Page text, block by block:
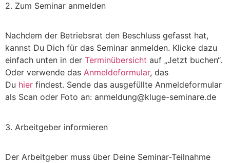
2. Zum Seminar anmelden
Nachdem der Betriebsrat den Beschluss gefasst hat,
kannst Du Dich für das Seminar anmelden. Klicke dazu
einfach unten in der Terminübersicht auf „Jetzt buchen“.
Oder verwende das Anmeldeformular, das
Du hier findest. Sende das ausgefüllte Anmeldeformular
als Scan oder Foto an: anmeldung@kluge-seminare.de
3. Arbeitgeber informieren
Der Arbeitgeber muss über Deine Seminar-Teilnahme